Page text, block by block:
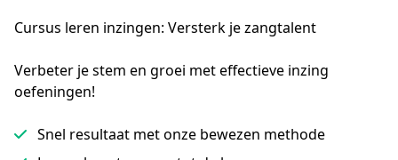
Cursus leren inzingen: Versterk je zangtalent
Verbeter je stem en groei met effectieve inzing
oefeningen!
Snel resultaat met onze bewezen methode